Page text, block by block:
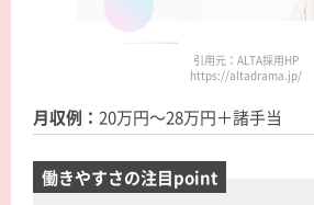
引用元：ALTA採用HP
https://altadrama.jp/
月収例： 20万円～28万円＋諸手当
働きやすさの注目point